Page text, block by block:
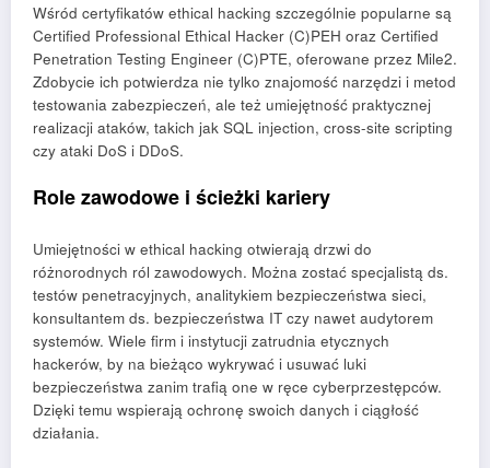
Wśród certyfikatów ethical hacking szczególnie popularne są
Certified Professional Ethical Hacker (C)PEH oraz Certified
Penetration Testing Engineer (C)PTE, oferowane przez Mile2.
Zdobycie ich potwierdza nie tylko znajomość narzędzi i metod
testowania zabezpieczeń, ale też umiejętność praktycznej
realizacji ataków, takich jak SQL injection, cross-site scripting
czy ataki DoS i DDoS.
Role zawodowe i ścieżki kariery
Umiejętności w ethical hacking otwierają drzwi do
różnorodnych ról zawodowych. Można zostać specjalistą ds.
testów penetracyjnych, analitykiem bezpieczeństwa sieci,
konsultantem ds. bezpieczeństwa IT czy nawet audytorem
systemów. Wiele firm i instytucji zatrudnia etycznych
hackerów, by na bieżąco wykrywać i usuwać luki
bezpieczeństwa zanim trafią one w ręce cyberprzestępców.
Dzięki temu wspierają ochronę swoich danych i ciągłość
działania.